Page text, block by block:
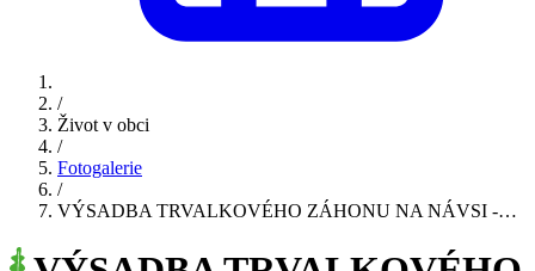
/
Život v obci
/
Fotogalerie
/
VÝSADBA TRVALKOVÉHO ZÁHONU NA NÁVSI -…